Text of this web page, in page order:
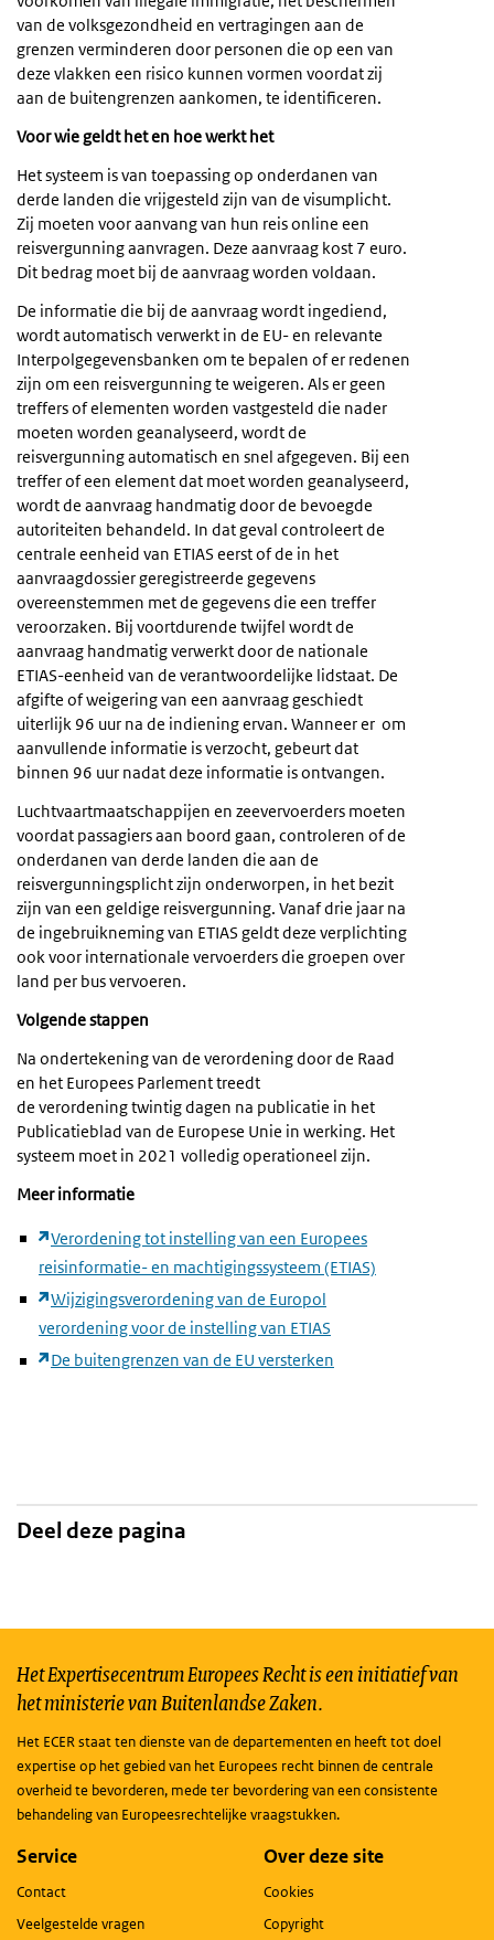
van de volksgezondheid en vertragingen aan de
grenzen verminderen door personen die op een van
deze vlakken een risico kunnen vormen voordat zij
aan de buitengrenzen aankomen, te identificeren.
Voor wie geldt het en hoe werkt het
Het systeem is van toepassing op onderdanen van
derde landen die vrijgesteld zijn van de visumplicht.
Zij moeten voor aanvang van hun reis online een
reisvergunning aanvragen. Deze aanvraag kost 7 euro.
Dit bedrag moet bij de aanvraag worden voldaan.
De informatie die bij de aanvraag wordt ingediend,
wordt automatisch verwerkt in de EU- en relevante
Interpolgegevensbanken om te bepalen of er redenen
zijn om een reisvergunning te weigeren. Als er geen
treffers of elementen worden vastgesteld die nader
moeten worden geanalyseerd, wordt de
reisvergunning automatisch en snel afgegeven. Bij een
treffer of een element dat moet worden geanalyseerd,
wordt de aanvraag handmatig door de bevoegde
autoriteiten behandeld. In dat geval controleert de
centrale eenheid van ETIAS eerst of de in het
aanvraagdossier geregistreerde gegevens
overeenstemmen met de gegevens die een treffer
veroorzaken. Bij voortdurende twijfel wordt de
aanvraag handmatig verwerkt door de nationale
ETIAS-eenheid van de verantwoordelijke lidstaat. De
afgifte of weigering van een aanvraag geschiedt
uiterlijk 96 uur na de indiening ervan. Wanneer er om
aanvullende informatie is verzocht, gebeurt dat
binnen 96 uur nadat deze informatie is ontvangen.
Luchtvaartmaatschappijen en zeevervoerders moeten
voordat passagiers aan boord gaan, controleren of de
onderdanen van derde landen die aan de
reisvergunningsplicht zijn onderworpen, in het bezit
zijn van een geldige reisvergunning. Vanaf drie jaar na
de ingebruikneming van ETIAS geldt deze verplichting
ook voor internationale vervoerders die groepen over
land per bus vervoeren.
Volgende stappen
Na ondertekening van de verordening door de Raad
en het Europees Parlement treedt
de verordening twintig dagen na publicatie in het
Publicatieblad van de Europese Unie in werking. Het
systeem moet in 2021 volledig operationeel zijn.
Meer informatie
Verordening tot instelling van een Europees
reisinformatie- en machtigingssysteem (ETIAS)
Wijzigingsverordening van de Europol
verordening voor de instelling van ETIAS
De buitengrenzen van de EU versterken
Deel deze pagina
Het Expertisecentrum Europees Recht is een initiatief van
het ministerie van Buitenlandse Zaken.
Het ECER staat ten dienste van de departementen en heeft tot doel
expertise op het gebied van het Europees recht binnen de centrale
overheid te bevorderen, mede ter bevordering van een consistente
behandeling van Europeesrechtelijke vraagstukken.
Service
Contact
Veelgestelde vragen
Over deze site
Cookies
Copyright